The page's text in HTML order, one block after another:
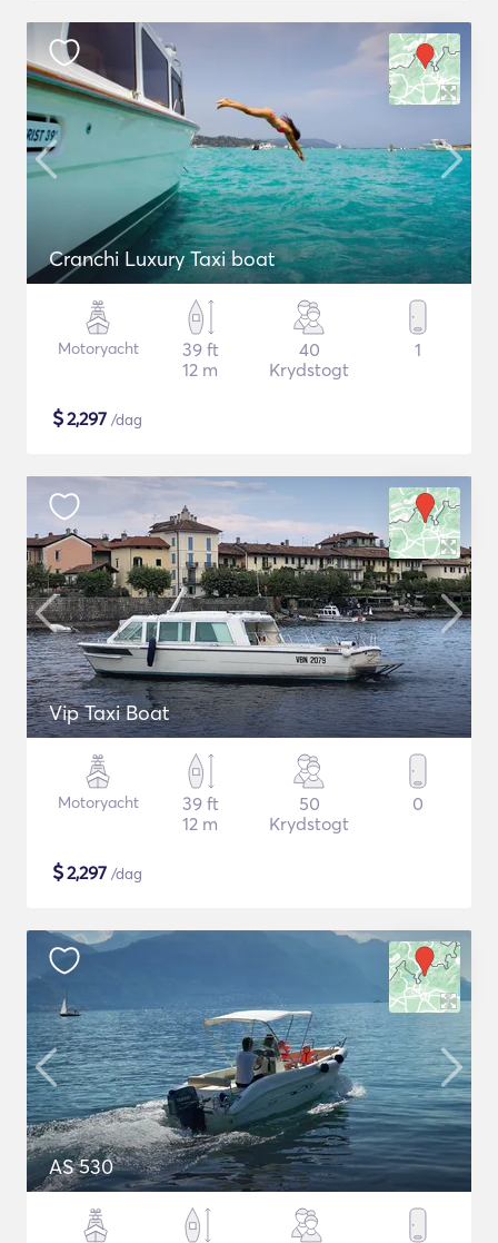
Cranchi Luxury Taxi boat
Motoryacht
39 ft
12 m
40
Krydstogt
1
$2,297 /dag
Vip Taxi Boat
Motoryacht
39 ft
12 m
50
Krydstogt
0
$2,297 /dag
AS 530